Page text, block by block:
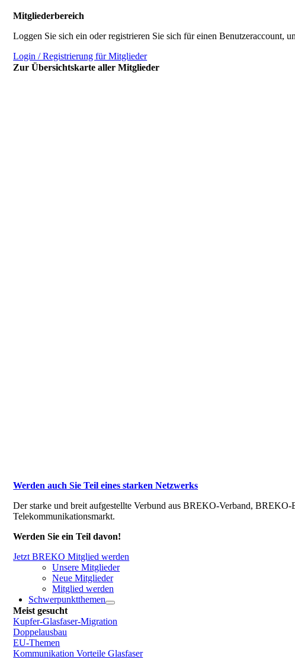
Mitgliederbereich
Loggen Sie sich ein oder registrieren Sie sich für einen Benutzeraccount,
Login / Registrierung für Mitglieder
Zur Übersichtskarte aller Mitglieder
Werden auch Sie Teil eines starken Netzwerks
Der starke und breit aufgestellte Verbund aus BREKO-Verband,
Telekommunikationsmarkt.
Werden Sie ein Teil davon!
Jetzt BREKO Mitglied werden
Unsere Mitglieder
Neue Mitglieder
Mitglied werden
Schwerpunktthemen
Meist gesucht
Kupfer-Glasfaser-Migration
Doppelausbau
EU-Themen
Kommunikation Vorteile Glasfaser